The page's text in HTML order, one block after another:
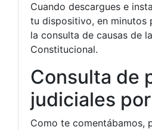
Cuando descargues e
tu dispositivo, en minutos
la consulta de causas de
Constitucional.
Consulta de
judiciales
Como te comentábamos,